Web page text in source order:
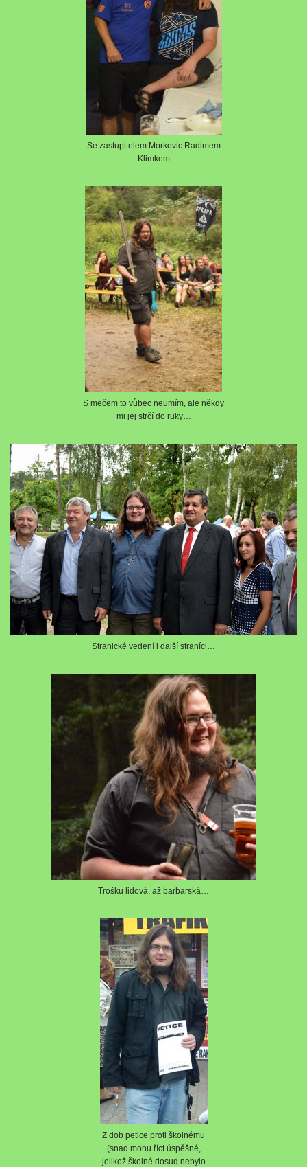
Se zastupitelem Morkovic Radimem
Klimkem
S mečem to vůbec neumím, ale někdy
mi jej strčí do ruky…
Stranické vedení i další straníci…
Trošku lidová, až barbarská…
Z dob petice proti školnému
(snad mohu říct úspěšné,
jelikož školné dosud nebylo